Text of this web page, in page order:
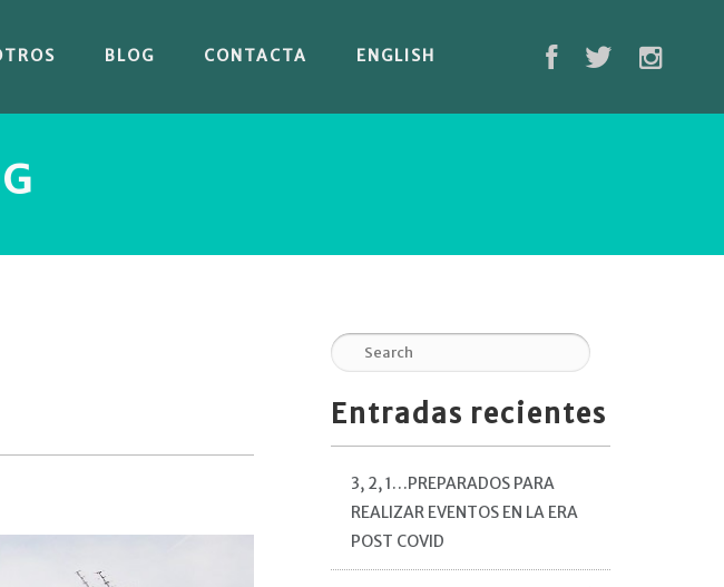
BLOG CONTACTA ENGLISH
Entradas recientes
3, 2, 1…PREPARADOS PARA
REALIZAR EVENTOS EN LA ERA
POST COVID